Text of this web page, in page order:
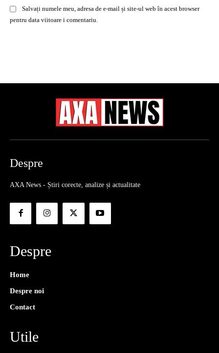
Salvați numele meu, adresa de e-mail și site-ul web în acest browser
pentru data viitoare i comentariu.
Despre
AXA News - Știri corecte, analize și actualitate
Despre
Home
Despre noi
Contact
Utile